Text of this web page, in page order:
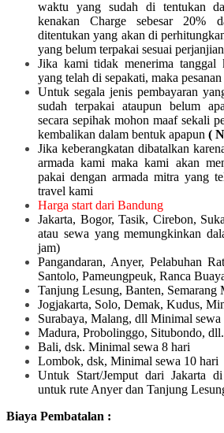
waktu yang sudah di tentukan
kenakan Charge sebesar 20%
ditentukan yang akan di
yang belum terpakai sesuai
Jika kami tidak menerima tanggal
yang telah di sepakati, maka
Untuk segala jenis pembayaran
sudah terpakai ataupun belum
secara sepihak mohon maaf sekali
kembalikan dalam bentuk apapun (
Jika keberangkatan dibatalkan
armada kami maka kami akan
pakai dengan armada mitra yang
travel kami
Harga start dari Bandung
Jakarta, Bogor, Tasik, Cirebon,
atau sewa yang memungkinkan
jam)
Pangandaran, Anyer, Pelabuhan
Santolo, Pameungpeuk, Ranca
Tanjung Lesung, Banten, Semarang
Jogjakarta, Solo, Demak, Kudus,
Surabaya, Malang, dll Minimal sewa
Madura, Probolinggo, Situbondo,
Bali, dsk. Minimal sewa 8 hari
Lombok, dsk, Minimal sewa 10 hari
Untuk Start/Jemput dari Jakarta
untuk rute Anyer dan Tanjung
Biaya Pembatalan :